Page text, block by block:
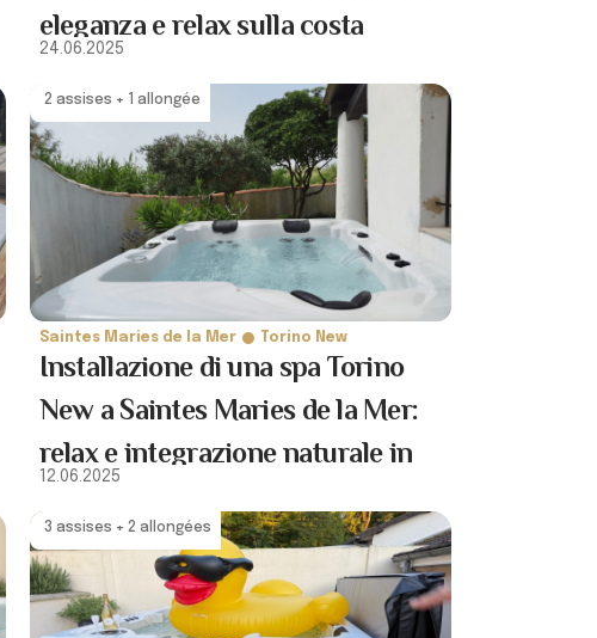
eleganza e relax sulla costa
24.06.2025
2 assises + 1 allongée
Saintes Maries de la Mer Torino New
Installazione di una spa Torino
New a Saintes Maries de la Mer:
relax e integrazione naturale in
12.06.2025
3 assises + 2 allongées